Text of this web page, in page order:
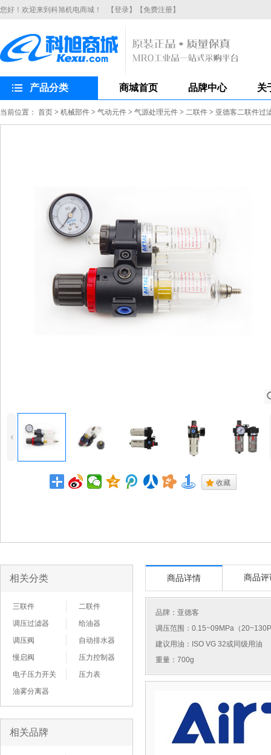
您好！欢迎来到科旭机电商城！ 【登录】 【免费注册】
产品分类 商城首页 品牌中心 关
当前位置： 首页 > 机械部件 > 气动元件 > 气源处理元件 > 二联件 > 亚德客二联件过
4
. 收藏
相关分类
三联件
二联件
调压过滤器
给油器
调压阀
自动排水器
慢启阀
压力控制器
电子压力开关
压力表
油雾分离器
相关品牌
商品详情 商品评
品牌： 亚德客
调压范围：0.15~09MPa（
建议用油：ISO VG 32或同级用油
重量：700g